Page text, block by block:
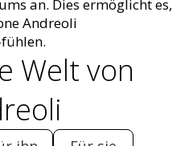
an. Dies ermöglicht es,
Andreoli
Welt von